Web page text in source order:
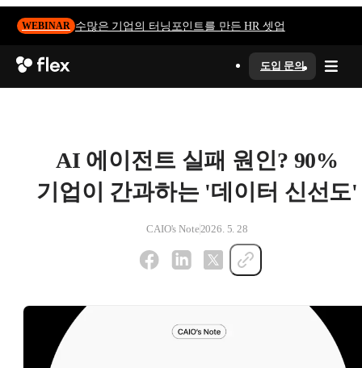
WEBINAR 수많은 기업의 터닝포인트를 만든 HR 셋업
도입 문의
AI 에이전트 실패 원인? 90%
기업이 간과하는 '데이터 신선도'
CAIO's Note 2026. 5. 28